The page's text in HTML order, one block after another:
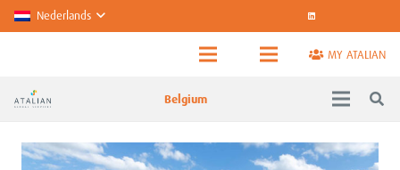
Nederlands
MY ATALIAN
Belgium